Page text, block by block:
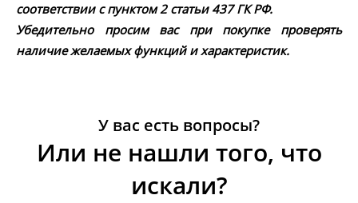
соответствии с пунктом 2 статьи 437 ГК РФ.
Убедительно просим вас при покупке проверять
наличие желаемых функций и характеристик.
У вас есть вопросы?
Или не нашли того, что
искали?